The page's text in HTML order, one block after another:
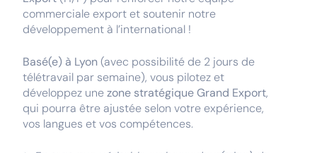
commerciale export et soutenir notre
développement à l’international !
Basé(e) à Lyon(avec possibilité de 2 jours de
télétravail par semaine), vous pilotez et
développez unezone stratégique Grand Export,
qui pourra être ajustée selon votre expérience,
vos langues et vos compétences.